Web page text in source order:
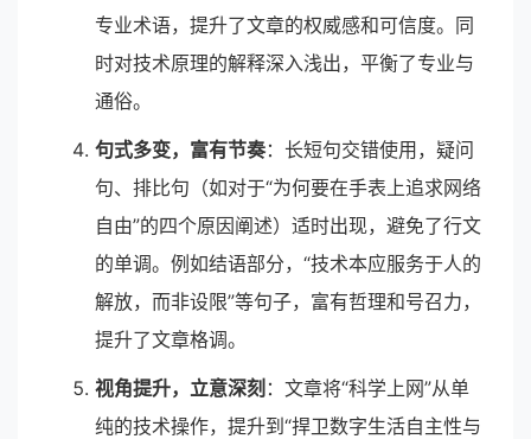
专业术语，提升了文章的权威感和可信度。同
时对技术原理的解释深入浅出，平衡了专业与
通俗。
句式多变，富有节奏：长短句交错使用，疑问
句、排比句（如对于“为何要在手表上追求网络
自由”的四个原因阐述）适时出现，避免了行文
的单调。例如结语部分，“技术本应服务于人的
解放，而非设限”等句子，富有哲理和号召力，
提升了文章格调。
视角提升，立意深刻 ：文章将“科学上网”从单
纯的技术操作，提升到“捍卫数字生活自主性与